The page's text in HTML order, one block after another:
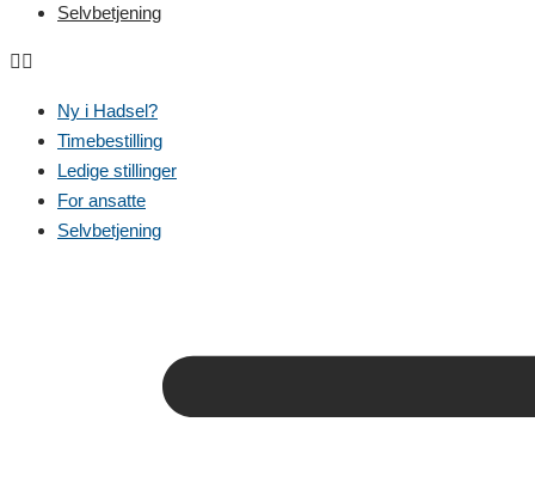
Selvbetjening
Ny i Hadsel?
Timebestilling
Ledige stillinger
For ansatte
Selvbetjening